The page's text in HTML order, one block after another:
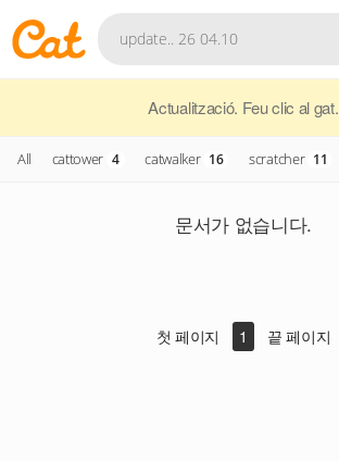
Actualització. Feu clic al gat.
All cattower 4 catwalker 16 scratcher 11
문서가 없습니다.
첫 페이지 1 끝 페이지